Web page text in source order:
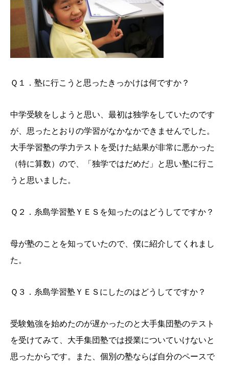
Ｑ１．塾に行こうと思ったきっかけは何ですか？
中学受験をしようと思い、最初は独学をしていたのです
が、思ったとおりの学習がなかなかできませんでした。
大手学習塾の学力テストを受けた結果が非常に悪かった
（特に算数）ので、「独学ではだめだ」と思い塾に行こ
うと思いました。
Ｑ２．糸島学習塾ＹＥＳを知ったのはどうしてですか？
母が塾のことを知っていたので、僕に紹介してくれまし
た。
Ｑ３．糸島学習塾ＹＥＳにしたのはどうしてですか？
受験勉強を始めたのが遅かったのと大手集団塾のテスト
を受けてみて、大手集団塾では授業についていけないと
思ったからです。また、個別の塾ならば自分のペースで